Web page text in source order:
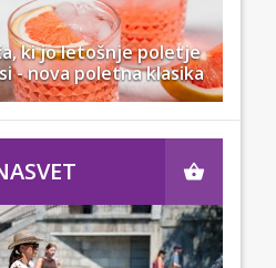
ki jo letošnje poletje
- nova poletna klasika